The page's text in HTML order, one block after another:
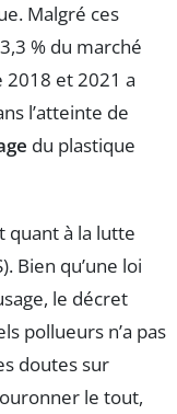
Malgré ces
% du marché
2018 et 2021 a
l’atteinte de
du plastique
quant à la lutte
Bien qu’une loi
le décret
pollueurs n’a pas
doutes sur
le tout,